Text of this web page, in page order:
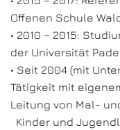
Offenen Schule
• 2010 – 2015:
der Universität
• Seit 2004 (mit
Tätigkeit mit
Leitung von Mal-
Kinder und